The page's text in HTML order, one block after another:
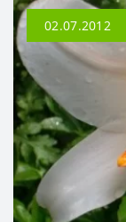
02.07.2012